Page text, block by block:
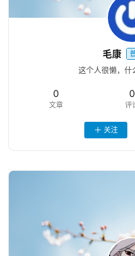
毛康
这个人很懒，什
0
文章
0
评
关注